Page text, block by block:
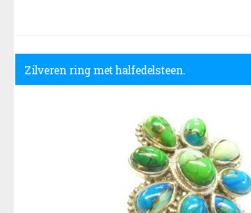
Zilveren ring met halfedelsteen.